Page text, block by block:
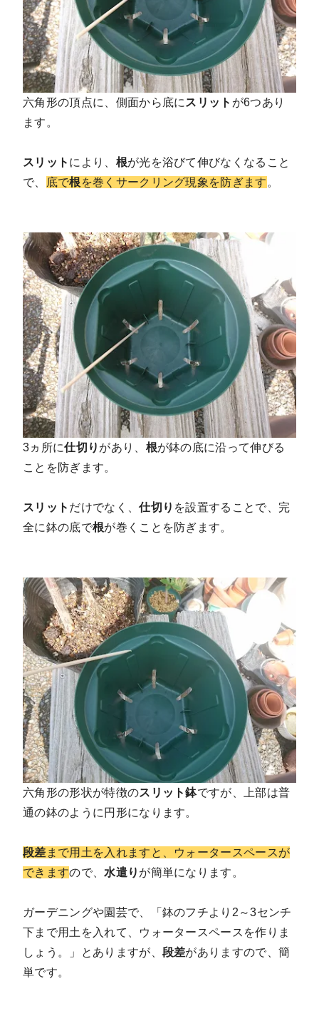
六角形の頂点に、側面から底に スリット が6つあり
ます。
スリット により、 根が光を浴びて伸びなくなること
で、
底で根を巻くサークリング現象を防ぎます 。
3ヵ所に仕切り があり、 根が鉢の底に沿って伸びる
ことを防ぎます。
スリット だけでなく、仕切り を設置することで、完
全に鉢の底で根が巻くことを防ぎます。
六角形の形状が特徴のスリット鉢ですが、上部は普
通の鉢のように円形になります。
段差 まで用土を入れますと、ウォータースペースが
できますので、 水遣り が簡単になります。
ガーデニングや園芸で、「鉢のフチより2～3センチ
下まで用土を入れて、ウォータースペースを作りま
しょう。」とありますが、 段差がありますので、簡
単です。